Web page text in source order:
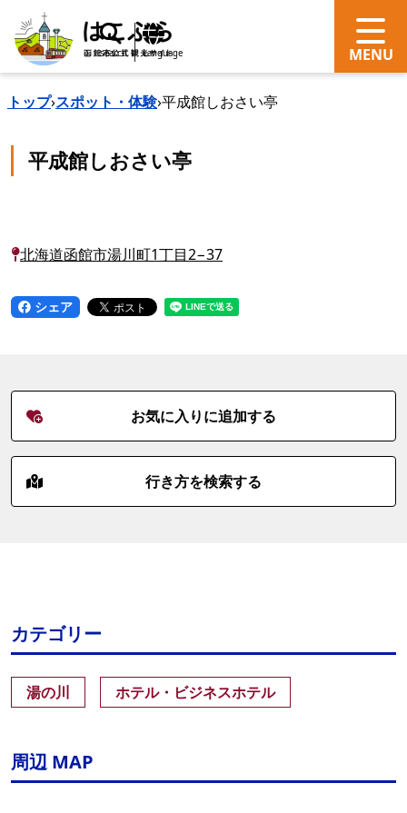
search Language
トップ›スポット・体験›平成館しおさい亭
平成館しおさい亭
北海道函館市湯川町1丁目2−37
シェア
お気に入りに追加する
行き方を検索する
カテゴリー
湯の川 ホテル・ビジネスホテル
周辺 MAP